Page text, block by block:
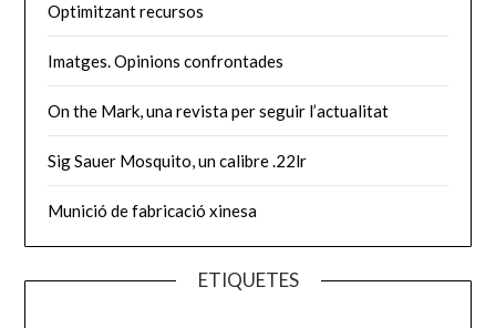
Optimitzant recursos
Imatges. Opinions confrontades
On the Mark, una revista per seguir l’actualitat
Sig Sauer Mosquito, un calibre .22lr
Munició de fabricació xinesa
ETIQUETES